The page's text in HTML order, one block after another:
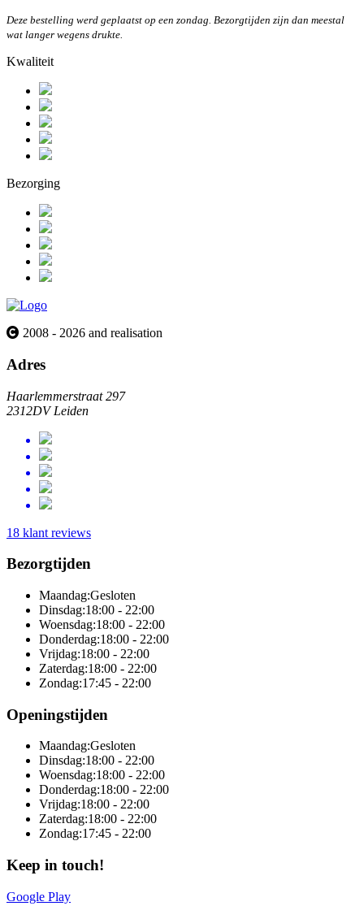
Deze bestelling werd geplaatst op een zondag. Bezorgtijden zijn dan meestal
wat langer wegens drukte.
Kwaliteit
Bezorging
2008 - 2026 and realisation
Adres
Haarlemmerstraat 297
2312DV Leiden
18 klant reviews
Bezorgtijden
Maandag:Gesloten
Dinsdag:18:00 - 22:00
Woensdag:18:00 - 22:00
Donderdag:18:00 - 22:00
Vrijdag:18:00 - 22:00
Zaterdag:18:00 - 22:00
Zondag:17:45 - 22:00
Openingstijden
Maandag:Gesloten
Dinsdag:18:00 - 22:00
Woensdag:18:00 - 22:00
Donderdag:18:00 - 22:00
Vrijdag:18:00 - 22:00
Zaterdag:18:00 - 22:00
Zondag:17:45 - 22:00
Keep in touch!
Google Play